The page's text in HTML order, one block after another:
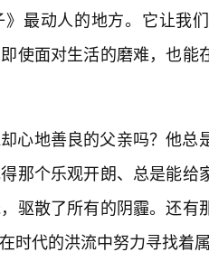
最动人的地方。它让我
使面对生活的磨难，也能
心地善良的父亲吗？他总
那个乐观开朗、总是能给
驱散了所有的阴霾。还有
时代的洪流中努力寻找着